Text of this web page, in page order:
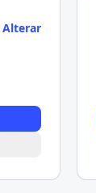
Alterar